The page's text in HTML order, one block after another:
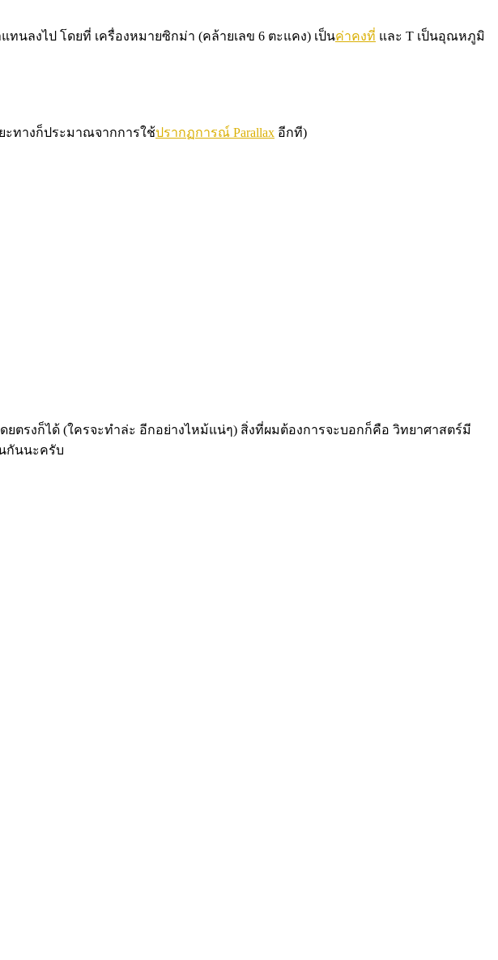
ลงไป โดยที่ เครื่องหมายซิกม่า (คล้ายเลข 6 ตะแคง) เป็นค่าคงที่ และ T เป็นอุณหภูมิ
ะทางก็ประมาณจากการใช้ปรากฏการณ์ Parallax อีกที)
ตรงก็ได้ (ใครจะทำล่ะ อีกอย่างไหม้แน่ๆ) สิ่งที่ผมต้องการจะบอกก็คือ วิทยาศาสตร์มี
กันนะครับ